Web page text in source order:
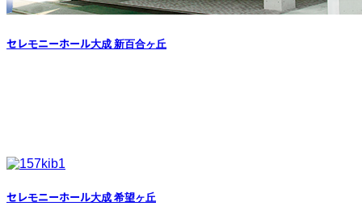
セレモニーホール大成 新百合ヶ丘
セレモニーホール大成 希望ヶ丘